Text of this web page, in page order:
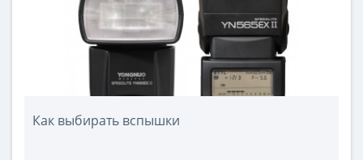
Эфиопии..
Как выбирать вспышки